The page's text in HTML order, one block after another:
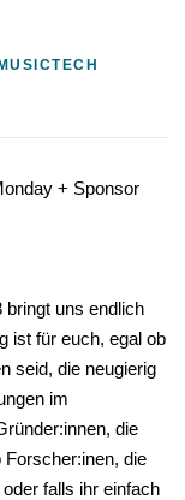
MUSICTECH
bringt uns endlich
ist für euch, egal ob
seid, die neugierig
im
die
Forscher:inen, die
falls ihr einfach